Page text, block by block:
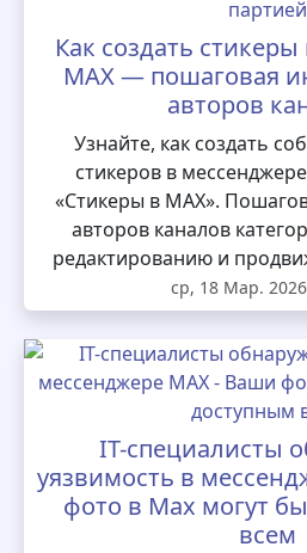
Как создать
MAX — пошаговая
авторов
Узнайте, как создать
стикеров в
«Стикеры в MAX».
авторов каналов
редактированию и
ср, 18 Мар.
IT-специалисты
уязвимость в
фото в Max могут
всем